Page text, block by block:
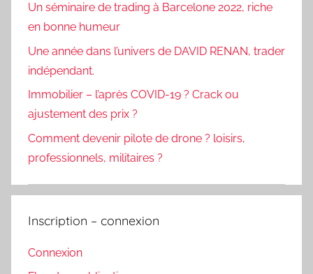
Un séminaire de trading à Barcelone 2022, riche
en bonne humeur
Une année dans l’univers de DAVID RENAN, trader
indépendant.
Immobilier – l’après COVID-19 ? Crack ou
ajustement des prix ?
Comment devenir pilote de drone ? loisirs,
professionnels, militaires ?
Inscription – connexion
Connexion